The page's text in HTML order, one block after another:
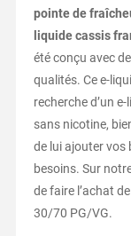
pointe de
liquide cassis
été conçu avec
qualités. Ce e-
recherche d’un
sans nicotine,
de lui ajouter vos
besoins. Sur
de faire l’achat
30/70 PG/VG.